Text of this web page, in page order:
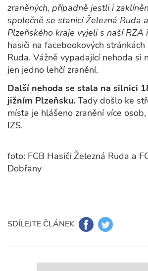
zraněných, případně jestli i
společně se stanicí Železná Ruda
Plzeňského kraje vyjeli s naší RZA
hasiči na facebookových
Ruda. Vážně vypadající nehoda si
jen jedno lehčí zranění.
Další nehoda se stala na silnici
jižním Plzeňsku. Tady došlo ke
místa je hlášeno zranění více
IZS.
foto: FCB Hasiči Železná Ruda a
Dobřany
SDÍLEJTE ČLÁNEK